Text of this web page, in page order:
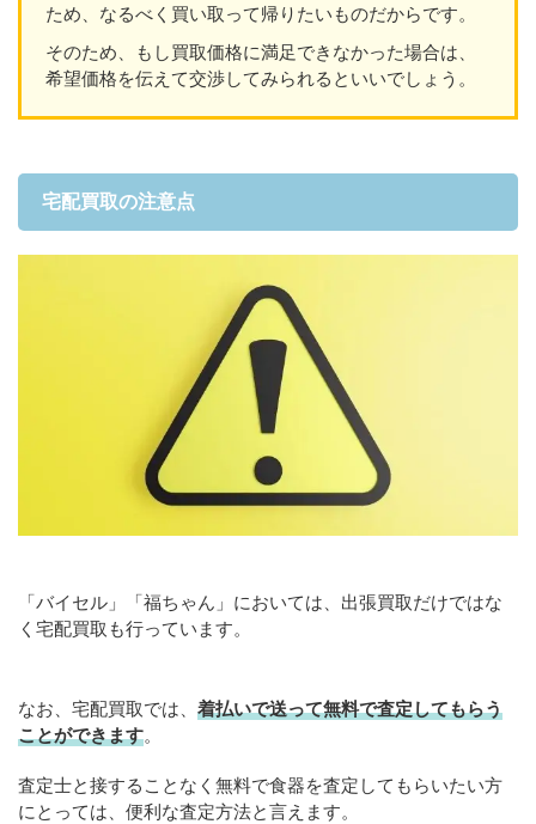
ため、なるべく買い取って帰りたいものだからです。
そのため、もし買取価格に満足できなかった場合は、
希望価格を伝えて交渉してみられるといいでしょう。
宅配買取の注意点
「バイセル」「福ちゃん」においては、出張買取だけではな
く宅配買取も行っています。
なお、宅配買取では、 着払いで送って無料で査定してもらう
ことができます。
査定士と接することなく無料で食器を査定してもらいたい方
にとっては、便利な査定方法と言えます。